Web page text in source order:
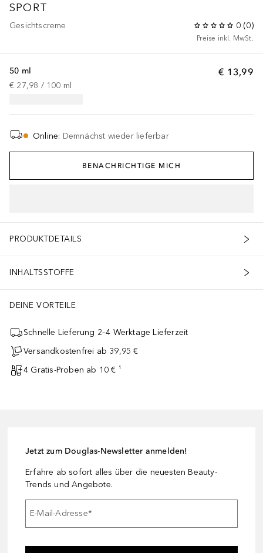
SPORT
Gesichtscreme 0 (0)
Preise inkl. MwSt.
€ 13,99
50 ml
€ 27,98 / 100 ml
Online: Demnächst wieder lieferbar
BENACHRICHTIGE MICH
PRODUKTDETAILS
INHALTSSTOFFE
DEINE VORTEILE
Schnelle Lieferung 2–4 Werktage Lieferzeit
Versandkostenfrei ab 39,95 €
4 Gratis-Proben ab 10 € ¹
Jetzt zum Douglas-Newsletter anmelden!
Erfahre ab sofort alles über die neuesten Beauty-
Trends und Angebote.
E-Mail-Adresse*